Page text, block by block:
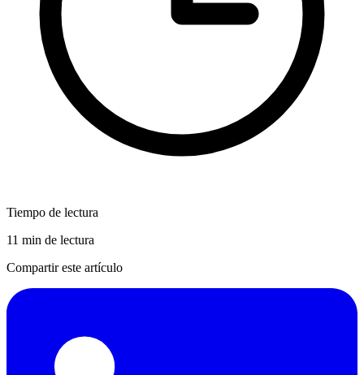
Tiempo de lectura
11 min de lectura
Compartir este artículo